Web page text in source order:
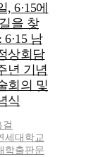
, 6·15에
을 찾
6·15 남
상회담
년 기념
회의 및
식
걸
세대학교
학출판문